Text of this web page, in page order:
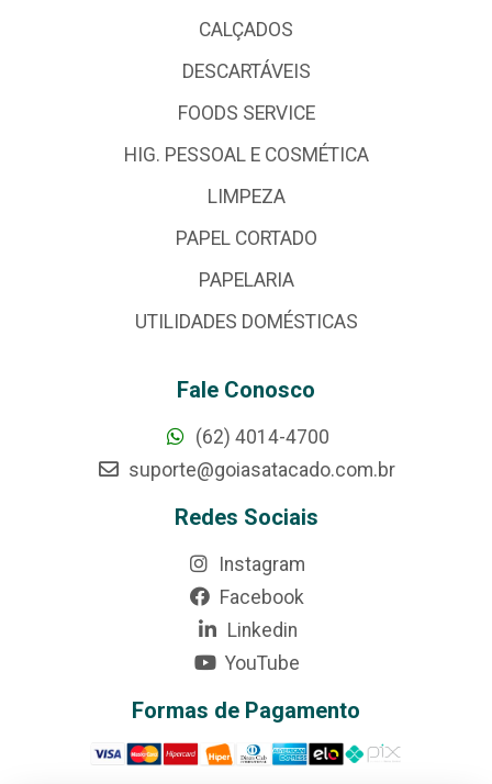
CALÇADOS
DESCARTÁVEIS
FOODS SERVICE
HIG. PESSOAL E COSMÉTICA
LIMPEZA
PAPEL CORTADO
PAPELARIA
UTILIDADES DOMÉSTICAS
Fale Conosco
(62) 4014-4700
suporte@goiasatacado.com.br
Redes Sociais
Instagram
Facebook
Linkedin
YouTube
Formas de Pagamento